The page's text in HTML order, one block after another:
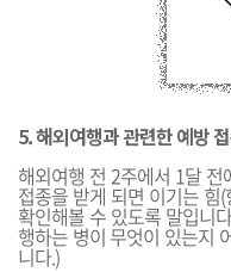
5. 해외여행과 관련한 예방
해외여행 전 2주에서 1달
접종을 받게 되면 이기는 힘
확인해볼 수 있도록 말입니
행하는 병이 무엇이 있는지
니다.)